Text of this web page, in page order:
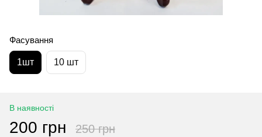
Фасування
1шт 10 шт
В наявності
200 грн 250 грн